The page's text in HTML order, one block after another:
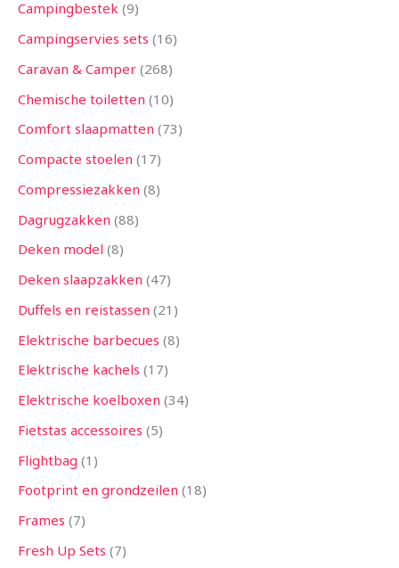
Campingbestek 9
Campingservies sets 16
Caravan & Camper 268
Chemische toiletten 10
Comfort slaapmatten 73
Compacte stoelen 17
Compressiezakken 8
Dagrugzakken 88
Deken model 8
Deken slaapzakken 47
Duffels en reistassen 21
Elektrische barbecues 8
Elektrische kachels 17
Elektrische koelboxen 34
Fietstas accessoires 5
Flightbag 1
Footprint en grondzeilen 18
Frames 7
Fresh Up Sets 7